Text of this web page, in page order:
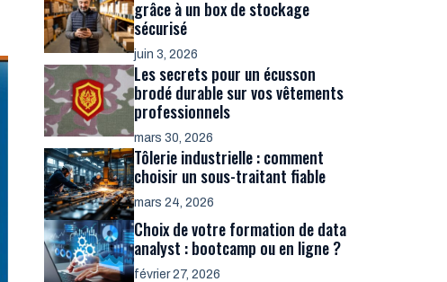
grâce à un box de stockage
sécurisé
juin 3, 2026
Les secrets pour un écusson
brodé durable sur vos vêtements
professionnels
mars 30, 2026
Tôlerie industrielle : comment
choisir un sous-traitant fiable
mars 24, 2026
Choix de votre formation de data
analyst : bootcamp ou en ligne ?
février 27, 2026